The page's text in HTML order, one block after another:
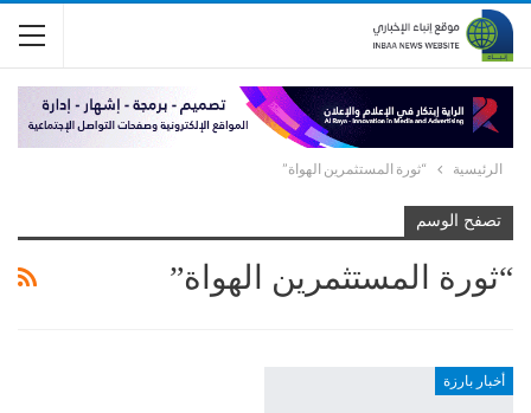
الرئيسية “ثورة المستثمرين الهواة”
تصفح الوسم
“ثورة المستثمرين الهواة”
أخبار بارزة